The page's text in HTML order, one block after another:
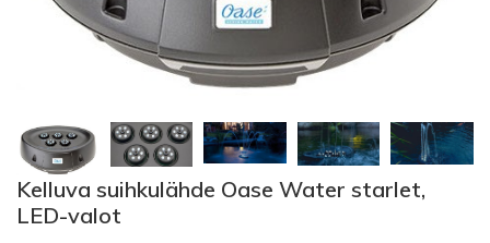
Kelluva suihkulähde Oase Water starlet,
LED-valot